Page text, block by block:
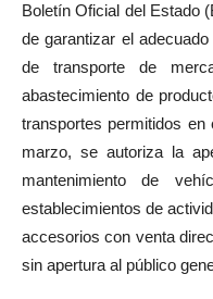
Boletín Oficial del Estado
de garantizar el
de transporte de
abastecimiento de
transportes permitidos
marzo, se autoriza la
mantenimiento de
establecimientos de
accesorios con venta
sin apertura al público